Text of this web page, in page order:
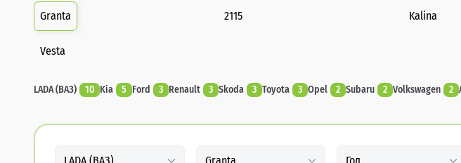
Granta 2115 Kalina
Vesta
LADA (ВАЗ) 10 Kia 5 Ford 3 Renault 3 Skoda 3 Toyota 3 Opel 2 Subaru 2 Volkswagen 2